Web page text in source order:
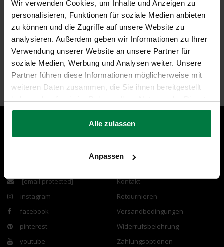
Wir verwenden Cookies, um Inhalte und Anzeigen zu
personalisieren, Funktionen für soziale Medien anbieten
zu können und die Zugriffe auf unsere Website zu
analysieren. Außerdem geben wir Informationen zu Ihrer
Verwendung unserer Website an unsere Partner für
soziale Medien, Werbung und Analysen weiter. Unsere
Partner führen diese Informationen möglicherweise mit
weiteren Daten zusammen, die Sie ihnen bereitgestellt
gesammelt haben.
Alle zulassen
Anpassen
genau auf Ihren Wohnraum abgestimmt werden soll.
Montag bis Samstag 9.00 – 21.00 Uhr
[email protected]
instagram
facebook
pinterest
youtube
Kundenservice
Kontakt
Retournieren
Versandbedingungen
Widerrufsbelehrung
Zahlungsoptionen